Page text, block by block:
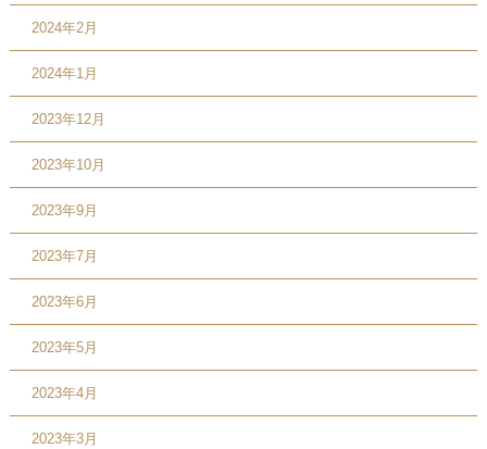
2024年2月
2024年1月
2023年12月
2023年10月
2023年9月
2023年7月
2023年6月
2023年5月
2023年4月
2023年3月